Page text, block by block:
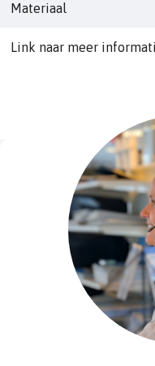
Materiaal
Link naar meer